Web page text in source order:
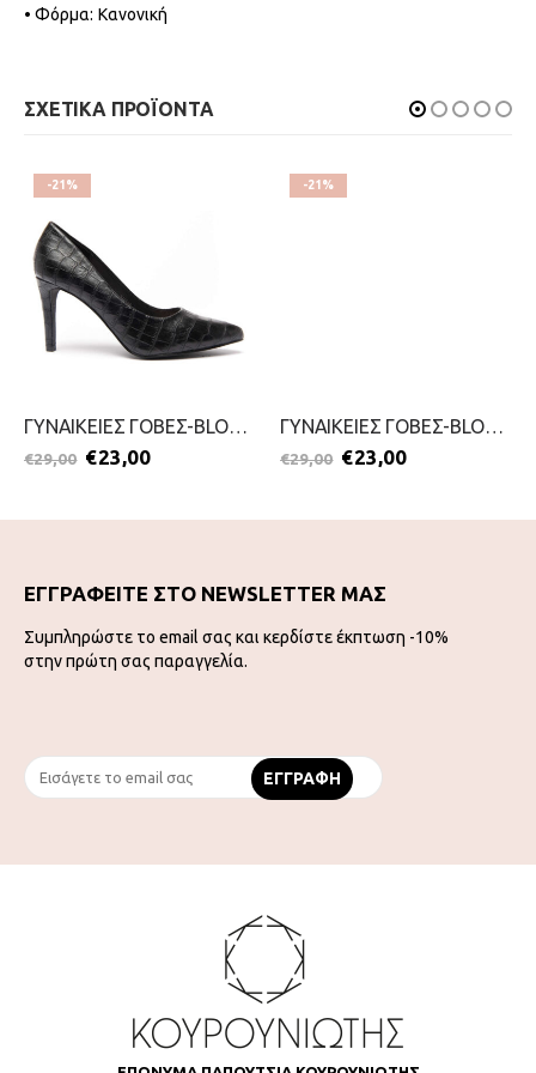
• Φόρμα: Κανονική
ΣΧΕΤΙΚΑ ΠΡΟΪΟΝΤΑ
-21%
ΓΥΝΑΙΚΕΙΕΣ ΓΟΒΕΣ-BLONDIE-2111-0326-ΜΑΥΡΟ
€29,00 €23,00
-21%
ΓΥΝΑΙΚΕΙΕΣ ΓΟΒΕΣ-BLONDIE-2111-0326-ΚΑΦΕ
€29,00 €23,00
ΕΓΓΡΑΦΕΙΤΕ ΣΤΟ NEWSLETTER ΜΑΣ
Συμπληρώστε το email σας και κερδίστε έκπτωση -10%
στην πρώτη σας παραγγελία.